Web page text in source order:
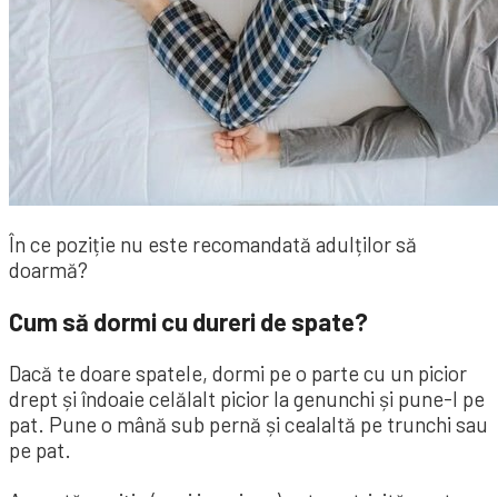
În ce poziție nu este recomandată adulților să
doarmă?
Cum să dormi cu dureri de spate?
Dacă te doare spatele, dormi pe o parte cu un picior
drept și îndoaie celălalt picior la genunchi și pune-l pe
pat. Pune o mână sub pernă și cealaltă pe trunchi sau
pe pat.